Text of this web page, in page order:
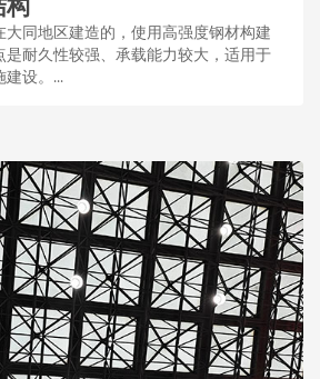
大同地区建造的，使用高强度钢材构建
是耐久性较强、承载能力较大，适用于
建设。...